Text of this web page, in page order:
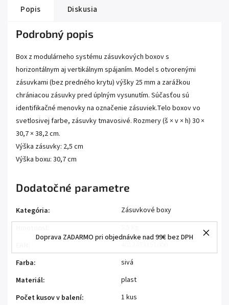
Doprava ZADARMO pri objednávke nad 99€ bez DPH
Popis Diskusia
Podrobný popis
Box z modulárneho systému zásuvkových boxov s
horizontálnym aj vertikálnym spájaním. Model s otvorenými
zásuvkami (bez predného krytu) výšky 25 mm a zarážkou
chrániacou zásuvky pred úplným vysunutím. Súčasťou sú
identifikačné menovky na označenie zásuviek.Telo boxov vo
svetlosivej farbe, zásuvky tmavosivé. Rozmery (š × v × h) 30 ×
30,7 × 38,2 cm.
Výška zásuvky: 2,5 cm
Výška boxu: 30,7 cm
Dodatočné parametre
Kategória:
Zásuvkové boxy
Farba:
sivá
Materiál:
plast
Počet kusov v balení:
1 kus